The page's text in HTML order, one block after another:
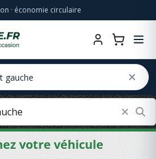
· économie circulaire
votre véhicule